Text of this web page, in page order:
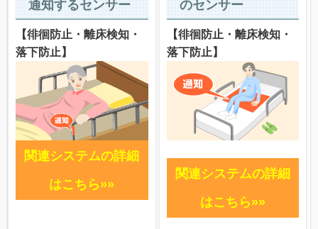
通知するセンサー
【徘徊防止・離床検知・
落下防止】
関連システムの詳細
はこちら»»
のセンサー
【徘徊防止・離床検知・
落下防止】
関連システムの詳細
はこちら»»